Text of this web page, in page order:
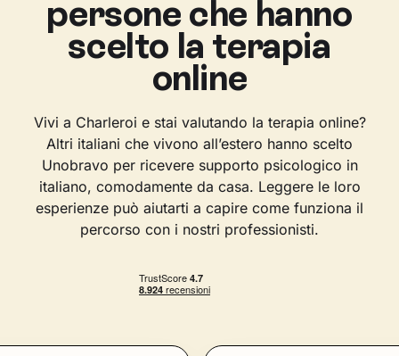
persone che hanno
scelto la terapia
online
Vivi a Charleroi e stai valutando la terapia online?
Altri italiani che vivono all’estero hanno scelto
Unobravo per ricevere supporto psicologico in
italiano, comodamente da casa. Leggere le loro
esperienze può aiutarti a capire come funziona il
percorso con i nostri professionisti.